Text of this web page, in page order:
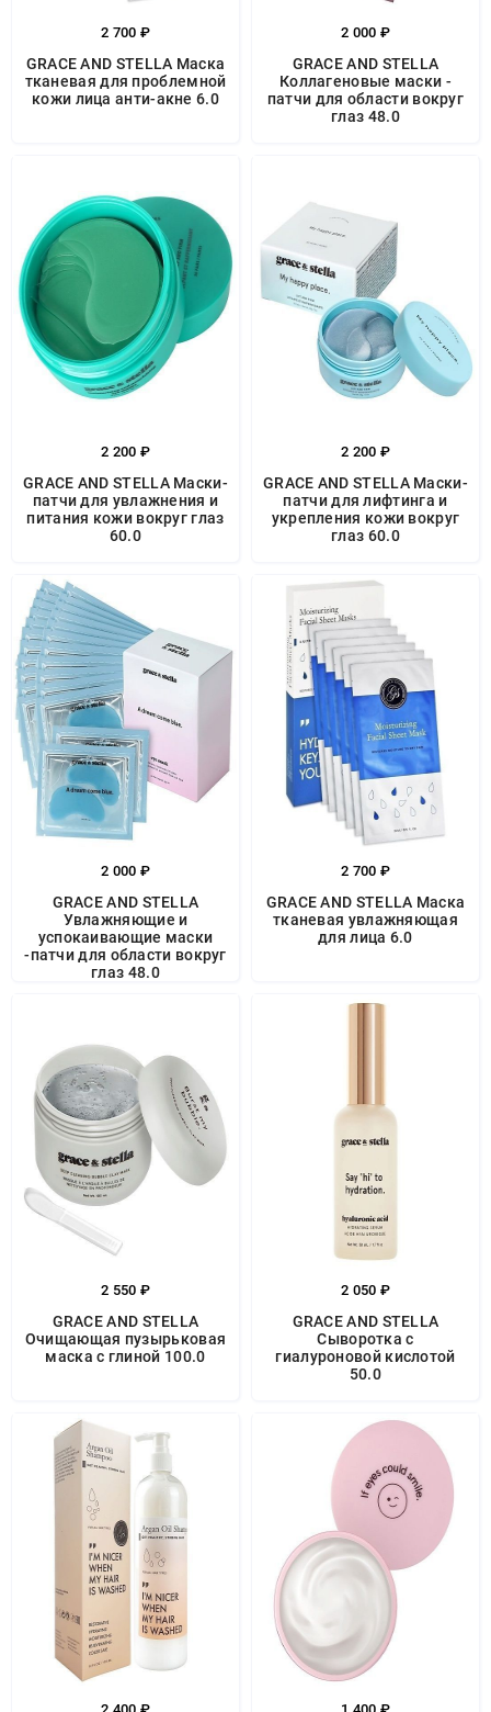
2 700 ₽
GRACE AND STELLA Маска
тканевая для проблемной
кожи лица анти-акне 6.0
2 000 ₽
GRACE AND STELLA
Коллагеновые маски -
патчи для области вокруг
глаз 48.0
2 200 ₽
GRACE AND STELLA Маски-
патчи для увлажнения и
питания кожи вокруг глаз
60.0
2 200 ₽
GRACE AND STELLA Маски-
патчи для лифтинга и
укрепления кожи вокруг
глаз 60.0
2 000 ₽
GRACE AND STELLA
Увлажняющие и
успокаивающие маски
-патчи для области вокруг
глаз 48.0
2 700 ₽
GRACE AND STELLA Маска
тканевая увлажняющая
для лица 6.0
2 550 ₽
GRACE AND STELLA
Очищающая пузырьковая
маска с глиной 100.0
2 050 ₽
GRACE AND STELLA
Сыворотка с
гиалуроновой кислотой
50.0